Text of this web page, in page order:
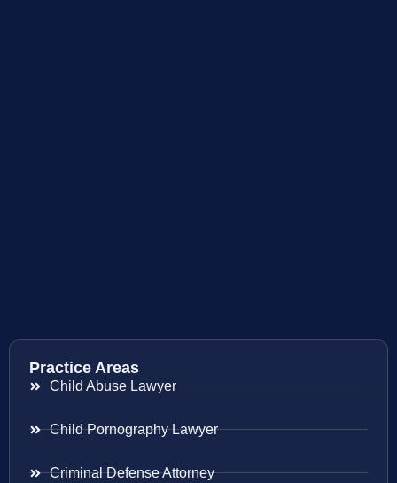
Practice Areas
Child Abuse Lawyer
Child Pornography Lawyer
Criminal Defense Attorney